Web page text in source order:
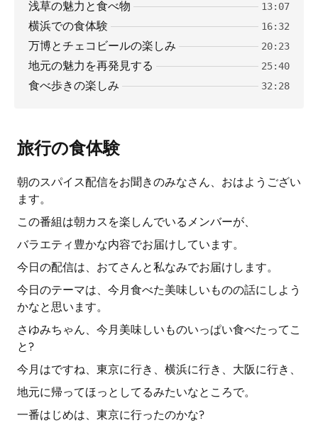
浅草の魅力と食べ物 13:07
横浜での食体験 16:32
万博とチェコビールの楽しみ 20:23
地元の魅力を再発見する 25:40
食べ歩きの楽しみ 32:28
旅行の食体験
朝のスパイス配信をお聞きのみなさん、おはようござい
ます。
この番組は朝カスを楽しんでいるメンバーが、
バラエティ豊かな内容でお届けしています。
今日の配信は、おてさんと私なみでお届けします。
今日のテーマは、今月食べた美味しいものの話にしよう
かなと思います。
さゆみちゃん、今月美味しいものいっぱい食べたってこ
と?
今月はですね、東京に行き、横浜に行き、大阪に行き、
地元に帰ってほっとしてるみたいなところで。
一番はじめは、東京に行ったのかな?